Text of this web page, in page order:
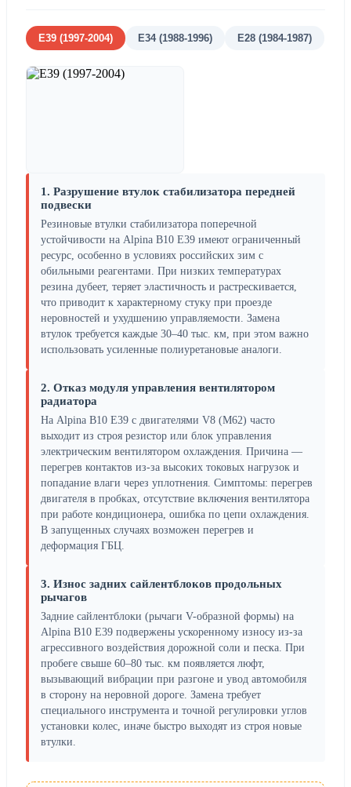
E39 (1997-2004) E34 (1988-1996) E28 (1984-1987)
1. Разрушение втулок стабилизатора передней
подвески
Резиновые втулки стабилизатора поперечной
устойчивости на Alpina B10 E39 имеют ограниченный
ресурс, особенно в условиях российских зим с
обильными реагентами. При низких температурах
резина дубеет, теряет эластичность и растрескивается,
что приводит к характерному стуку при проезде
неровностей и ухудшению управляемости. Замена
втулок требуется каждые 30–40 тыс. км, при этом важно
использовать усиленные полиуретановые аналоги.
2. Отказ модуля управления вентилятором
радиатора
На Alpina B10 E39 с двигателями V8 (M62) часто
выходит из строя резистор или блок управления
электрическим вентилятором охлаждения. Причина —
перегрев контактов из-за высоких токовых нагрузок и
попадание влаги через уплотнения. Симптомы: перегрев
двигателя в пробках, отсутствие включения вентилятора
при работе кондиционера, ошибка по цепи охлаждения.
В запущенных случаях возможен перегрев и
деформация ГБЦ.
3. Износ задних сайлентблоков продольных
рычагов
Задние сайлентблоки (рычаги V-образной формы) на
Alpina B10 E39 подвержены ускоренному износу из-за
агрессивного воздействия дорожной соли и песка. При
пробеге свыше 60–80 тыс. км появляется люфт,
вызывающий вибрации при разгоне и увод автомобиля
в сторону на неровной дороге. Замена требует
специального инструмента и точной регулировки углов
установки колес, иначе быстро выходят из строя новые
втулки.